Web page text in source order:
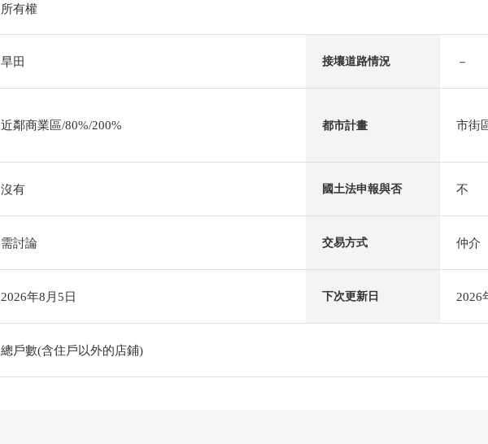
所有權
旱田 接壤道路情況 －
近鄰商業區/80%/200% 都市計畫 市街
沒有 國土法申報與否 不
需討論 交易方式 仲介
2026年8月5日 下次更新日 2026
總戶數(含住戶以外的店鋪)